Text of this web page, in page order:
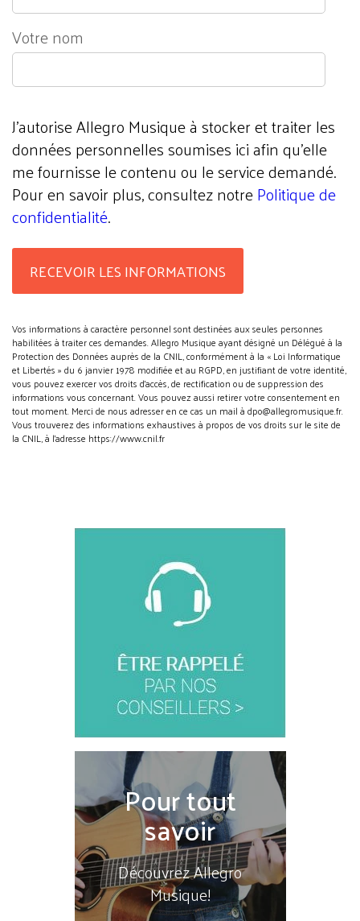
Votre nom
J'autorise Allegro Musique à stocker et traiter les
données personnelles soumises ici afin qu’elle
me fournisse le contenu ou le service demandé.
Pour en savoir plus, consultez notrePolitique de
confidentialité.
Vos informations à caractère personnel sont destinées aux seules personnes
habilitées à traiter ces demandes. Allegro Musique ayant désigné un Délégué à la
Protection des Données auprès de la CNIL, conformément à la « Loi Informatique
et Libertés » du 6 janvier 1978 modifiée et au RGPD, en justifiant de votre identité,
vous pouvez exercer vos droits d’accès, de rectification ou de suppression des
informations vous concernant. Vous pouvez aussi retirer votre consentement en
tout moment. Merci de nous adresser en ce cas un mail à dpo@allegromusique.fr.
Vous trouverez des informations exhaustives à propos de vos droits sur le site de
la CNIL, à l'adresse https://www.cnil.fr
Pour tout
savoir
Découvrez Allegro
Musique!